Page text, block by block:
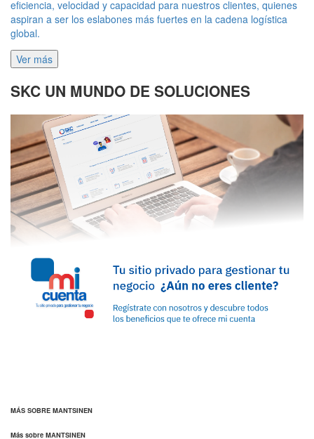
eficiencia, velocidad y capacidad para nuestros clientes, quienes
aspiran a ser los eslabones más fuertes en la cadena logística
global.​
Ver más
SKC UN MUNDO DE SOLUCIONES
MÁS SOBRE MANTSINEN
Más sobre MANTSINEN